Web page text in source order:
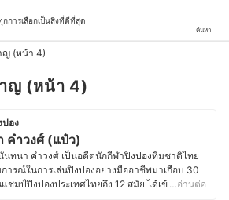
กการเลือกเป็นสิ่งที่ดีที่สุด
ค้นหา
ญ (หน้า 4)
ญ (หน้า 4)
อง
คำวงศ์ (แป๋ว)
ทนา คำวงศ์ เป็นอดีตนักกีฬาปิงปองทีมชาติไทย
ารณ์ในการเล่นปิงปองอย่างมืออาชีพมาเกือบ 30
แชมป์ปิงปองประเทศไทยถึง 12 สมัย ได้เข้าร่วม
…อ่านต่อ